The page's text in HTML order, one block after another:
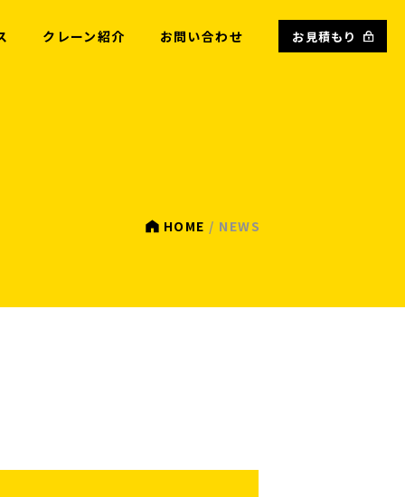
クレーン紹介 お問い合わせ お見積もり
HOME NEWS